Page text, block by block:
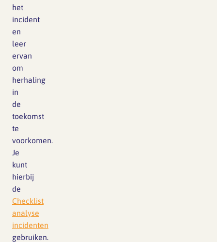
het
incident
en
leer
ervan
om
herhaling
in
de
toekomst
te
voorkomen.
Je
kunt
hierbij
de
Checklist
analyse
incidenten
gebruiken.